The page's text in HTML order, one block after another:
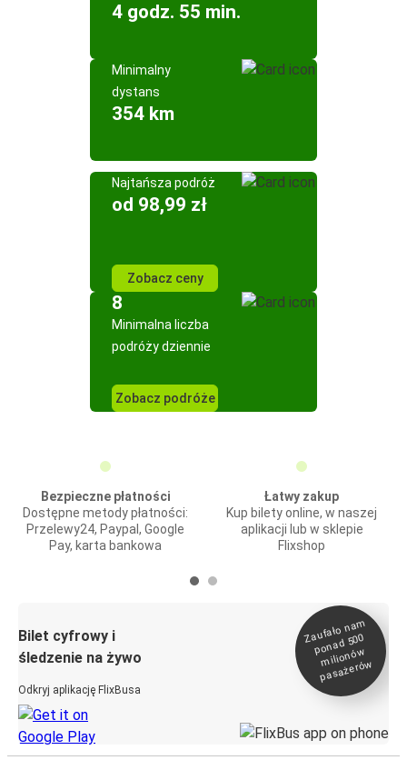
4 godz. 55 min.
Minimalny
dystans
354 km
Najtańsza podróż
od 98,99 zł
Zobacz ceny
8
Minimalna liczba
podróży dziennie
Zobacz podróże
Bezpieczne płatności
Dostępne metody płatności:
Przelewy24, Paypal, Google
Pay, karta bankowa
Łatwy zakup
Kup bilety online, w naszej
aplikacji lub w sklepie
Flixshop
Bilet cyfrowy i
śledzenie na żywo
Odkryj aplikację FlixBusa
Zaufało na
m
ponad 500
milionó
w
pasażeró
w